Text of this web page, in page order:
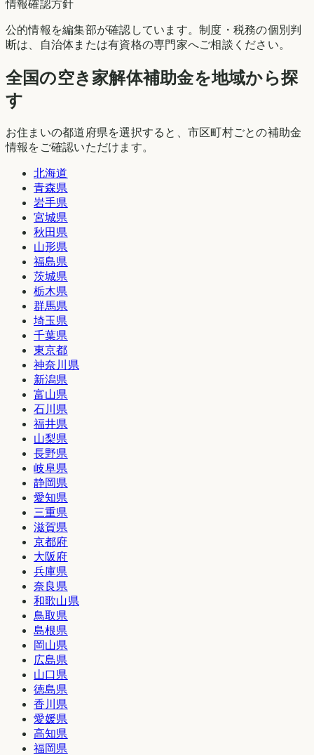
情報確認方針
公的情報を編集部が確認しています。制度・税務の個別判
断は、自治体または有資格の専門家へご相談ください。
全国の空き家解体補助金を地域から探
す
お住まいの都道府県を選択すると、市区町村ごとの補助金
情報をご確認いただけます。
北海道
青森県
岩手県
宮城県
秋田県
山形県
福島県
茨城県
栃木県
群馬県
埼玉県
千葉県
東京都
神奈川県
新潟県
富山県
石川県
福井県
山梨県
長野県
岐阜県
静岡県
愛知県
三重県
滋賀県
京都府
大阪府
兵庫県
奈良県
和歌山県
鳥取県
島根県
岡山県
広島県
山口県
徳島県
香川県
愛媛県
高知県
福岡県